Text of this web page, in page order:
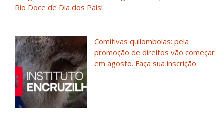
Rio Doce de Dia dos Pais!
Comitivas quilombolas: pela
promoção de direitos vão começar
em agosto. Faça sua inscrição